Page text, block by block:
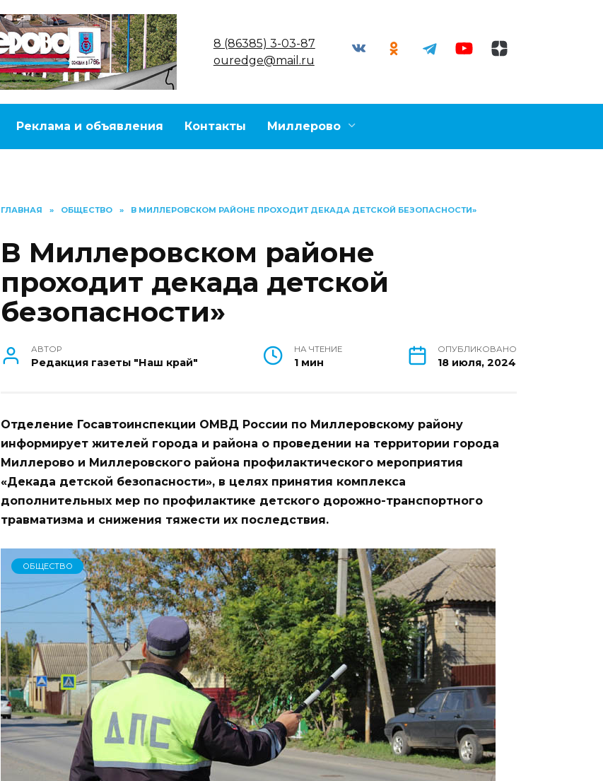
8 (86385) 3-03-87
ouredge@mail.ru
Реклама и объявления Контакты Миллерово
ГЛАВНАЯ » ОБЩЕСТВО » В МИЛЛЕРОВСКОМ РАЙОНЕ ПРОХОДИТ ДЕКАДА ДЕТСКОЙ БЕЗОПАСНОСТИ»
В Миллеровском районе
проходит декада детской
безопасности»
АВТОР
Редакция газеты "Наш край"
НА ЧТЕНИЕ
1 мин
ОПУБЛИКОВАНО
18 июля, 2024
Отделение Госавтоинспекции ОМВД России по Миллеровскому району
информирует жителей города и района о проведении на территории города
Миллерово и Миллеровского района профилактического мероприятия
«Декада детской безопасности», в целях принятия комплекса
дополнительных мер по профилактике детского дорожно-транспортного
травматизма и снижения тяжести их последствия.
ОБЩЕСТВО